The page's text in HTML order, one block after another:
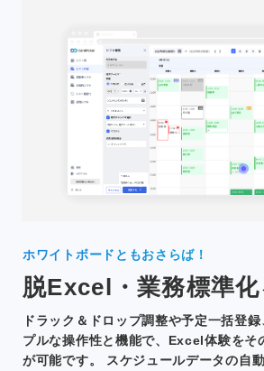
ホワイトボードともおさらば！
脱Excel・業務標準
ドラック＆ドロップ調整や予定一括登
プルな操作性と機能で、Excel体験をそ
が可能です。 スケジュールデータの自